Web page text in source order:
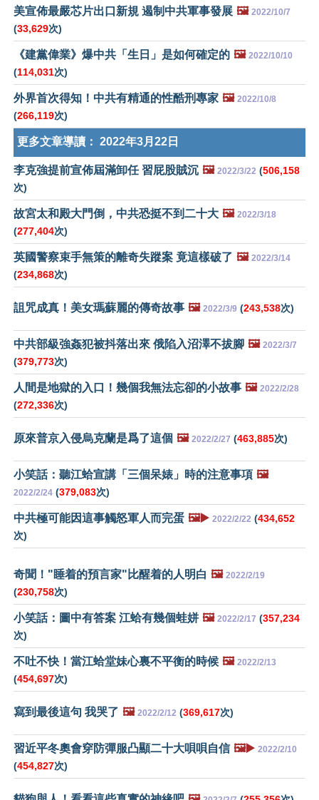
美宣佈最嚴芯片出口新規 遏制中共軍事發展 🖼️ 2022/10/7
(33,629次)
《建黨偉業》爆中共「生日」是如何確定的 🖼️ 2022/10/10
(114,031次)
外界首次得知！中共有精通的性酷刑專家 🖼️ 2022/10/8
(266,119次)
更多文章導讀： 2022年3月22日
李克強提前宣佈屆滿卸任 習屁股賊沉 🖼️ 2022/3/22 (506,158
次)
故宮太和殿大門倒，中共恐挺不到二十大 🖼️ 2022/3/18
(277,404次)
英國警察束手無策的離奇失蹤案 竟這樣破了 🖼️ 2022/3/14
(234,868次)
詛咒成真！美女瑪蘇麗的傳奇故事 🖼️ 2022/3/9 (243,538次)
中共部級強姦犯被抖落出來 俄陷入沼澤不拔腳 🖼️ 2022/3/7
(379,773次)
人間是地獄的入口！幾個我無法忘卻的小故事 🖼️ 2022/2/28
(272,336次)
原來普京入侵烏克蘭是爲了這個 🖼️ 2022/2/27 (463,885次)
小笑話：聽江蛤宣講「三個呆婊」時的注意事項 🖼️
2022/2/24 (379,083次)
中共極可能因這事觸怒軍人而完蛋 🖼️▶️ 2022/2/22 (434,652
次)
奇聞！"睡着的預言家"比醒着的人明白 🖼️ 2022/2/19
(230,758次)
小笑話：圖中有答案 江蛤有幾個蛙姘 🖼️ 2022/2/17 (357,234
次)
不吐不快！當江蛤堂妹心裏不平衡的時候 🖼️ 2022/2/13
(454,697次)
寫到最後這句 我哭了 🖼️ 2022/2/12 (369,617次)
習近平冬奧會穿防彈服凸顯二十大唄唄自信 🖼️▶️ 2022/2/10
(454,827次)